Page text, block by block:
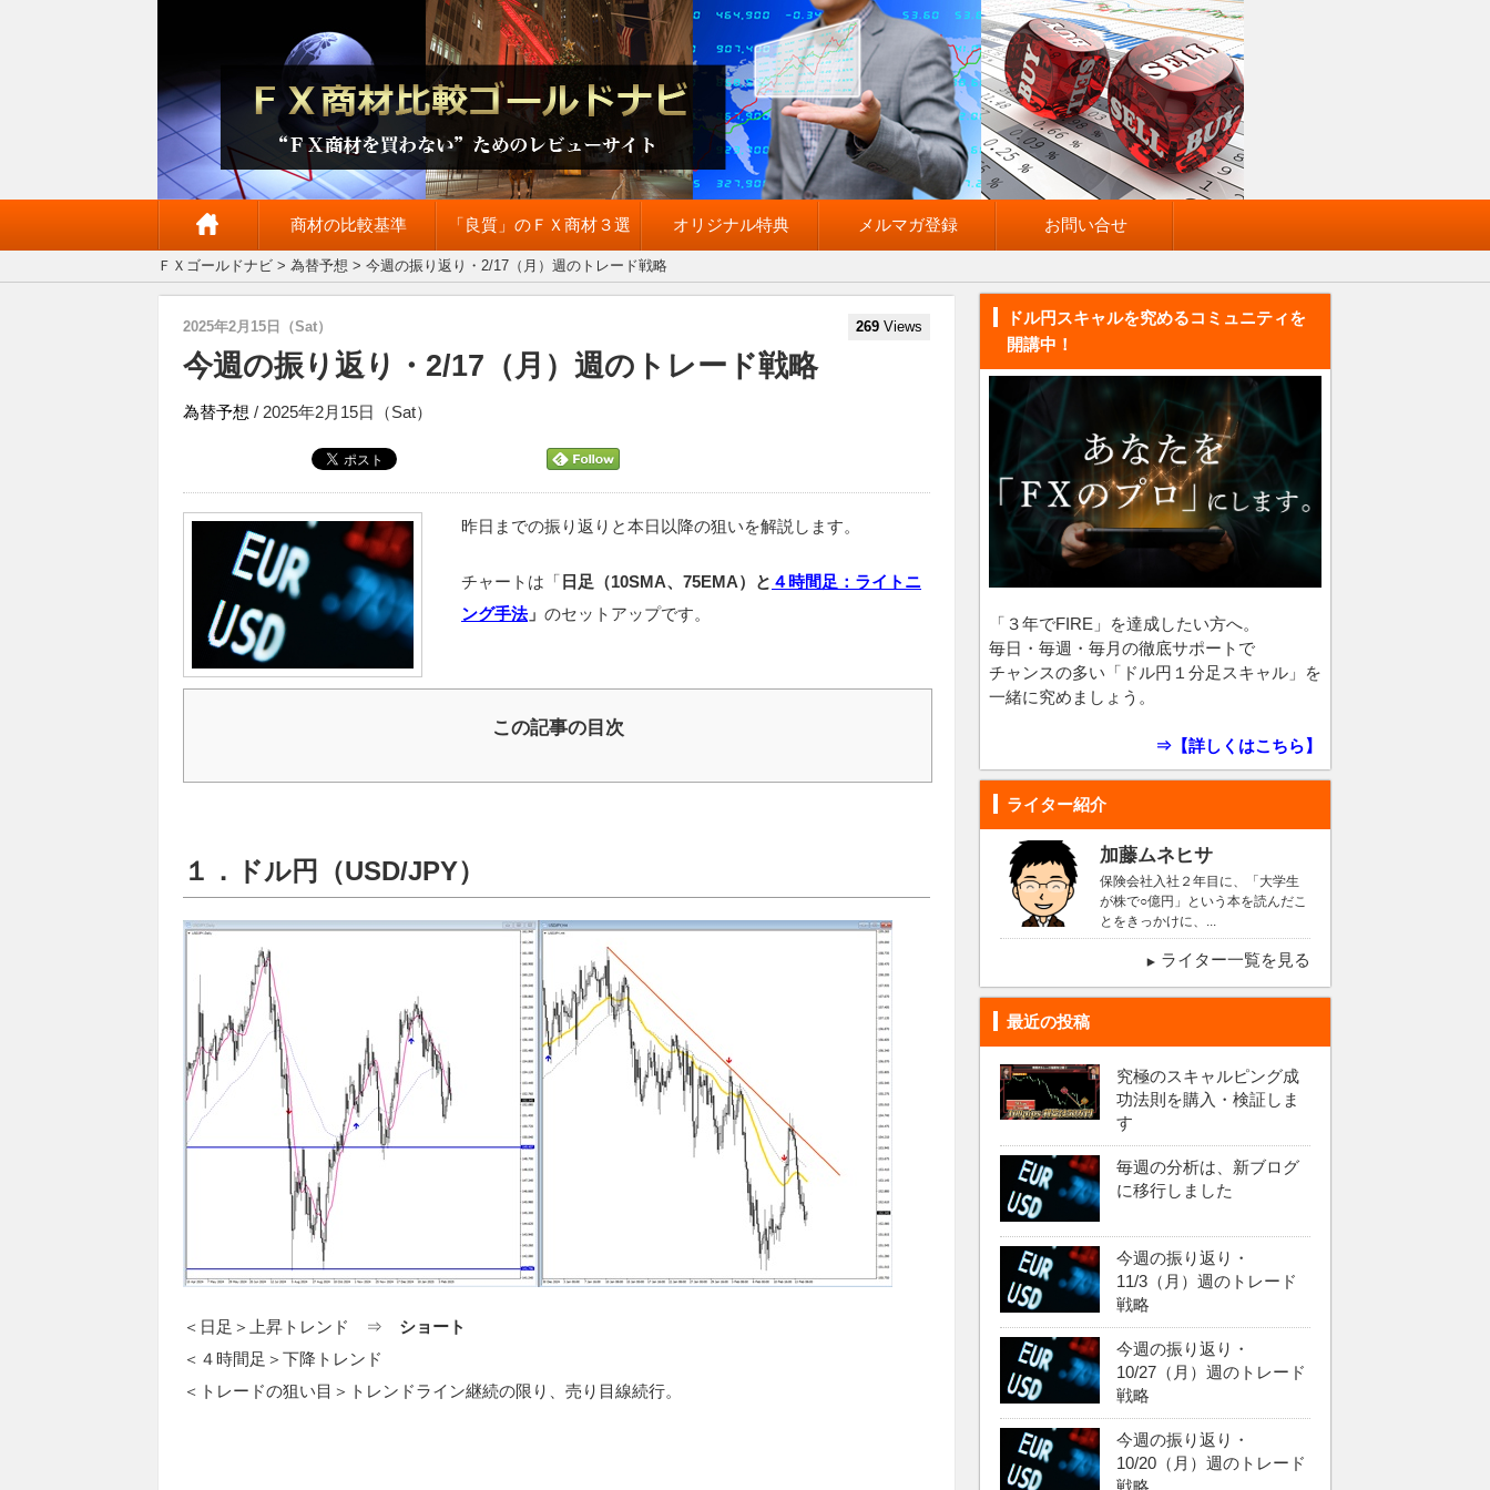
商材の比較基準 「良質」のＦＸ商材３選 オリジナル特典 メルマガ登録 お問い合せ
ＦＸゴールドナビ > 為替予想 > 今週の振り返り・2/17（月）週のトレード戦略
2025年2月15日（Sat） 269 Views
今週の振り返り・2/17（月）週のトレード戦略
為替予想 / 2025年2月15日（Sat）
昨日までの振り返りと本日以降の狙いを解説します。
チャートは「 日足（10SMA、75EMA）と ４時間足：ライトニ
ング手法」 のセットアップです。
この記事の目次
１．ドル円（USD/JPY）
＜日足＞上昇トレンド ⇒ ショート
＜４時間足＞下降トレンド
＜トレードの狙い目＞トレンドライン継続の限り、売り目線続行。
ドル円スキャルを究めるコミュニティを
開講中！
「３年でFIRE」を達成したい方へ。
毎日・毎週・毎月の徹底サポートで
チャンスの多い「ドル円１分足スキャル」を
一緒に究めましょう。
⇒【詳しくはこちら】
ライター紹介
加藤ムネヒサ
保険会社入社２年目に、「大学生
が株で○億円」という本を読んだこ
とをきっかけに、...
ライター一覧を見る
最近の投稿
究極のスキャルピング成
功法則を購入・検証しま
す
毎週の分析は、新ブログ
に移行しました
今週の振り返り・
11/3（月）週のトレード
戦略
今週の振り返り・
10/27（月）週のトレード
戦略
今週の振り返り・
10/20（月）週のトレード
戦略